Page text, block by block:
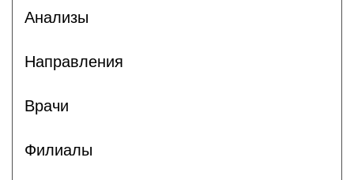
Анализы
Направления
Врачи
Филиалы